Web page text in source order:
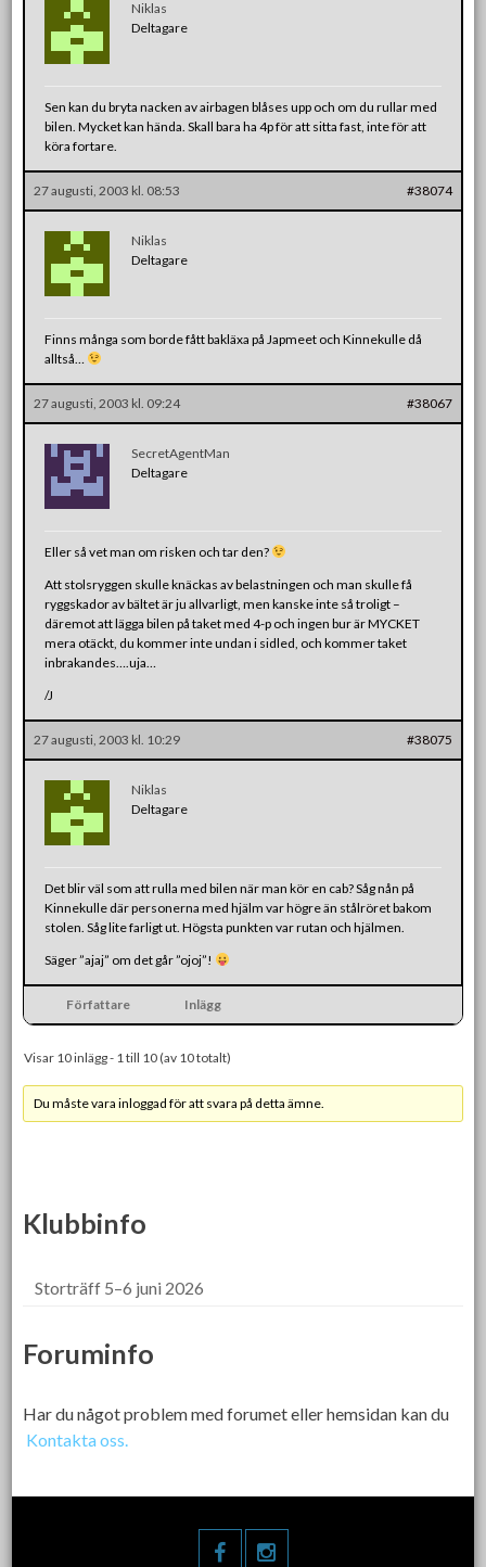
Niklas
Deltagare
Sen kan du bryta nacken av airbagen blåses upp och om du rullar med
bilen. Mycket kan hända. Skall bara ha 4p för att sitta fast, inte för att
köra fortare.
27 augusti, 2003 kl. 08:53 #38074
Niklas
Deltagare
Finns många som borde fått bakläxa på Japmeet och Kinnekulle då
alltså…
27 augusti, 2003 kl. 09:24 #38067
SecretAgentMan
Deltagare
Eller så vet man om risken och tar den?
Att stolsryggen skulle knäckas av belastningen och man skulle få
ryggskador av bältet är ju allvarligt, men kanske inte så troligt –
däremot att lägga bilen på taket med 4-p och ingen bur är MYCKET
mera otäckt, du kommer inte undan i sidled, och kommer taket
inbrakandes….uja…
/J
27 augusti, 2003 kl. 10:29 #38075
Niklas
Deltagare
Det blir väl som att rulla med bilen när man kör en cab? Såg nån på
Kinnekulle där personerna med hjälm var högre än stålröret bakom
stolen. Såg lite farligt ut. Högsta punkten var rutan och hjälmen.
Säger ”ajaj” om det går ”ojoj”!
Författare Inlägg
Visar 10 inlägg - 1 till 10 (av 10 totalt)
Du måste vara inloggad för att svara på detta ämne.
Klubbinfo
Storträff 5–6 juni 2026
Foruminfo
Har du något problem med forumet eller hemsidan kan du
Kontakta oss.